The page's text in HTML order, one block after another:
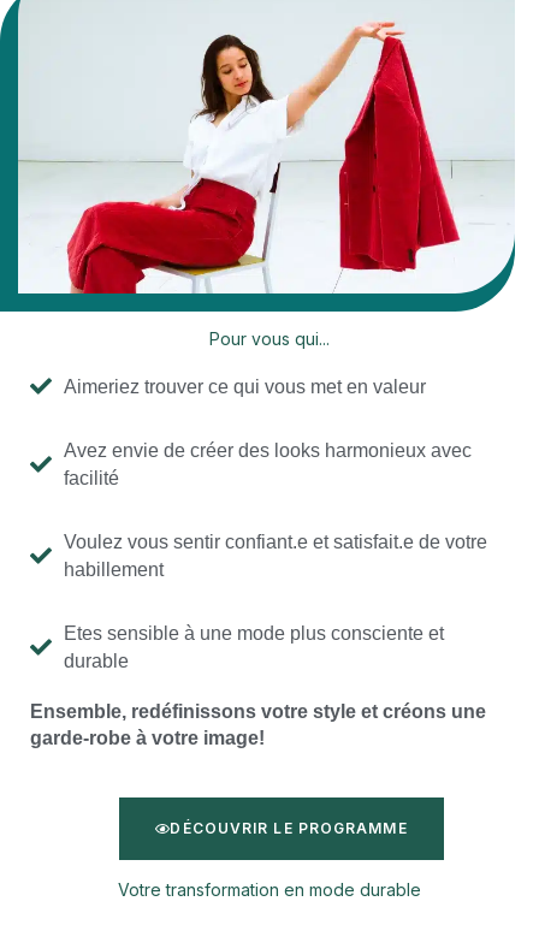
Pour vous qui...
Aimeriez trouver ce qui vous met en valeur
Avez envie de créer des looks harmonieux avec
facilité
Voulez vous sentir confiant.e et satisfait.e de votre
habillement
Etes sensible à une mode plus consciente et
durable
Ensemble, redéfinissons votre style et créons une
garde-robe à votre image!
DÉCOUVRIR LE PROGRAMME
Votre transformation en mode durable